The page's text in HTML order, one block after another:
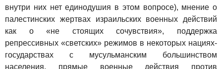
внутри них нет единодушия в этом вопросе), мнение о
палестинских жертвах израильских военных действий
как о «не стоящих сочувствия», поддержка
репрессивных «светских» режимов в некоторых нациях-
государствах с мусульманским большинством
населения, прямые военные действия против